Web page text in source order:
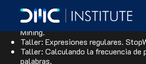
Introducción al procesamiento de
Minería de texto. Pasos para
Mining.
Taller: Expresiones regulares.
Taller: Calculando la frecuencia de
palabras.